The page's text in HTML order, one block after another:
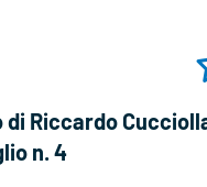
Riccardo
n. 4